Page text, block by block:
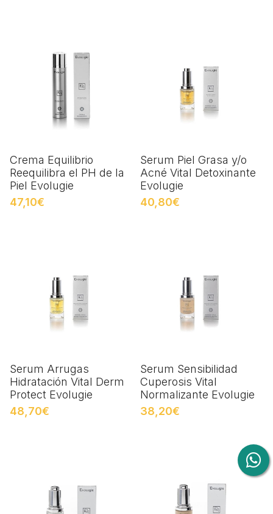
Crema Equilibrio
Reequilibra el PH de la
Piel Evolugie
47,10€
Serum Piel Grasa y/o
Acné Vital Detoxinante
Evolugie
40,80€
Serum Arrugas
Hidratación Vital Derm
Protect Evolugie
48,70€
Serum Sensibilidad
Cuperosis Vital
Normalizante Evolugie
38,20€